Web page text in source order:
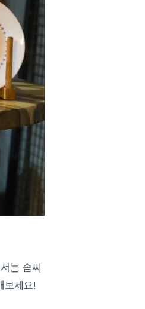
는 솜씨
보세요!